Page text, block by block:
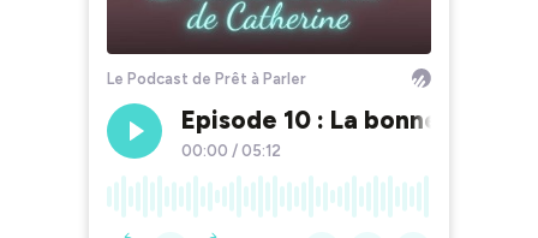
Le Podcast de Prêt à Parler
Episode 10 : La bonne
00:00 / 05:12